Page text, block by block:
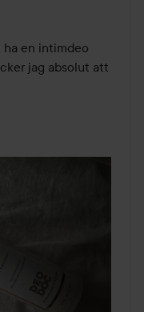
en intimdeo
jag absolut att